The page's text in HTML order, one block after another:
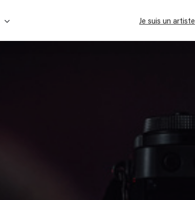
Je suis un artiste